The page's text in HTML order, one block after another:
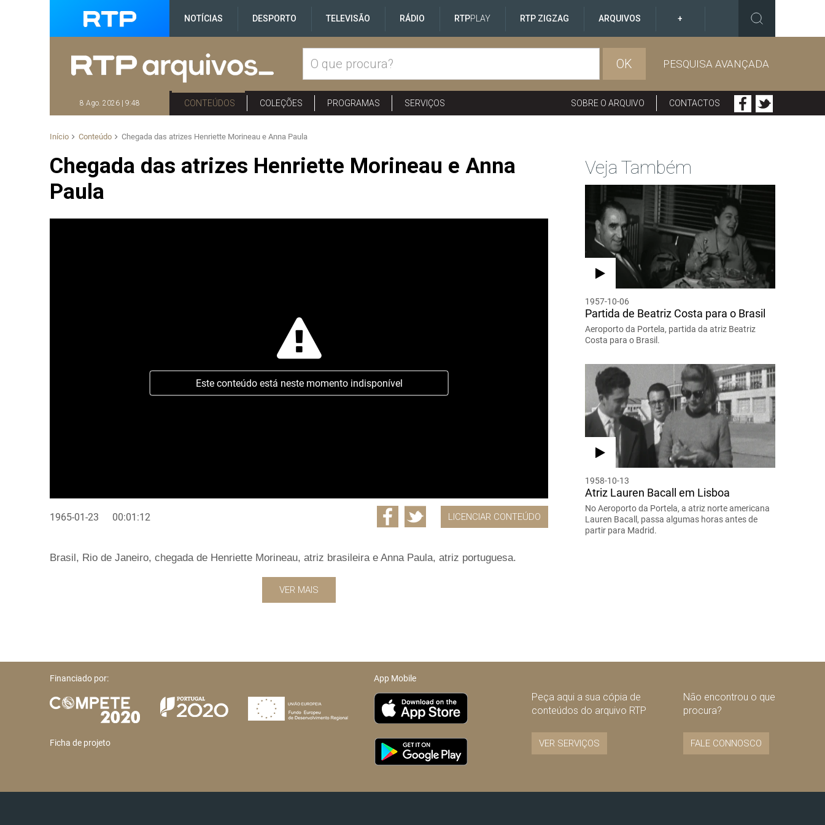
NOTÍCIAS DESPORTO TELEVISÃO RÁDIO RTPPLAY RTP ZIGZAG ARQUIVOS +
OK PESQUISA AVANÇADA
8 Ago. 2026 | 9:48 CONTEÚDOS COLEÇÕES PROGRAMAS SERVIÇOS SOBRE O ARQUIVO CONTACTOS
Início Conteúdo Chegada das atrizes Henriette Morineau e Anna Paula
Chegada das atrizes Henriette Morineau e Anna
Paula
Este conteúdo está neste momento indisponível
1965-01-23 00:01:12 LICENCIAR CONTEÚDO
Brasil, Rio de Janeiro, chegada de Henriette Morineau, atriz brasileira e Anna Paula, atriz portuguesa.
VER MAIS
Veja Também
1957-10-06
Partida de Beatriz Costa para o Brasil
Aeroporto da Portela, partida da atriz Beatriz
Costa para o Brasil.
1958-10-13
Atriz Lauren Bacall em Lisboa
No Aeroporto da Portela, a atriz norte americana
Lauren Bacall, passa algumas horas antes de
partir para Madrid.
Financiado por:
Ficha de projeto
App Mobile
Peça aqui a sua cópia de
conteúdos do arquivo RTP
VER SERVIÇOS
Não encontrou o que
procura?
FALE CONNOSCO